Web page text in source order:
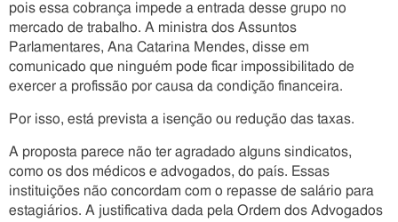
pois essa cobrança impede a entrada desse grupo no
mercado de trabalho. A ministra dos Assuntos
Parlamentares, Ana Catarina Mendes, disse em
comunicado que ninguém pode ficar impossibilitado de
exercer a profissão por causa da condição financeira.
Por isso, está prevista a isenção ou redução das taxas.
A proposta parece não ter agradado alguns sindicatos,
como os dos médicos e advogados, do país. Essas
instituições não concordam com o repasse de salário para
estagiários. A justificativa dada pela Ordem dos Advogados